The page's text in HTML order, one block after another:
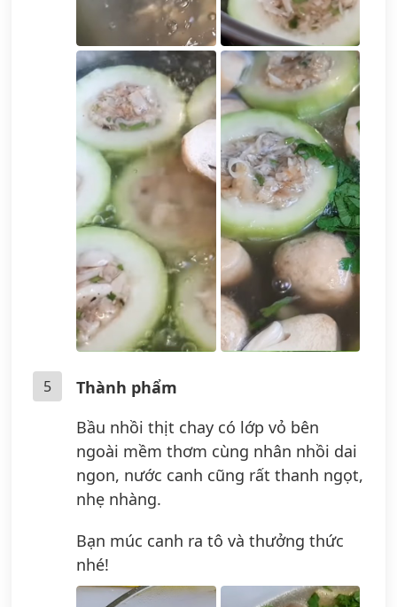
5
Thành phẩm
Bầu nhồi thịt chay có lớp vỏ bên
ngoài mềm thơm cùng nhân nhồi dai
ngon, nước canh cũng rất thanh ngọt,
nhẹ nhàng.
Bạn múc canh ra tô và thưởng thức
nhé!